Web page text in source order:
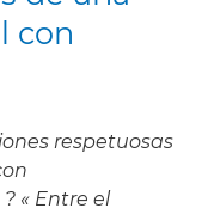
con
respetuosas
« Entre el